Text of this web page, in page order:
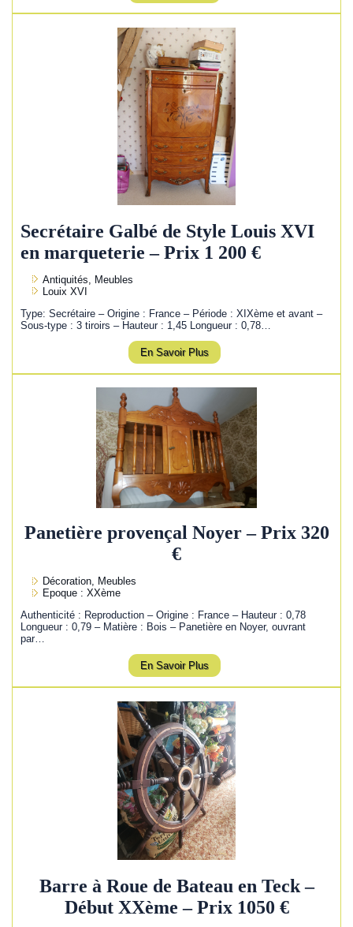
Secrétaire Galbé de Style Louis XVI
en marqueterie – Prix 1 200 €
Antiquités, Meubles
Louix XVI
Type: Secrétaire – Origine : France – Période : XIXème et avant –
Sous-type : 3 tiroirs – Hauteur : 1,45 Longueur : 0,78…
En Savoir Plus
Panetière provençal Noyer – Prix 320
€
Décoration, Meubles
Epoque : XXème
Authenticité : Reproduction – Origine : France – Hauteur : 0,78
Longueur : 0,79 – Matière : Bois – Panetière en Noyer, ouvrant
par…
En Savoir Plus
Barre à Roue de Bateau en Teck –
Début XXème – Prix 1050 €